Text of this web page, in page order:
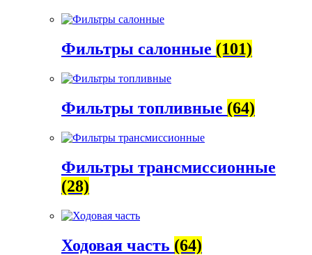
Фильтры салонные (101)
Фильтры топливные (64)
Фильтры трансмиссионные
(28)
Ходовая часть (64)